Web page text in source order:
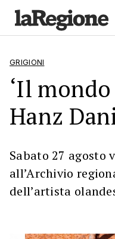
GRIGIONI
‘Il
Hanz
Sabato 27 agosto
all’Archivio
dell’artista